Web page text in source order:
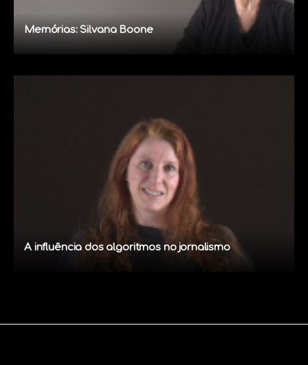
Memórias: Silvana Boone
A influência dos algoritmos no jornalismo